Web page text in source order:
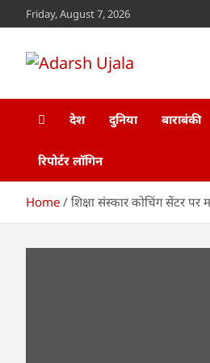
to
Friday, August 7, 2026
Adarsh
देश दुनिया बाराबंकी
रिपोर्टर लॉगिन
Home शिक्षा संस्कार कोचिंग सेंटर पर